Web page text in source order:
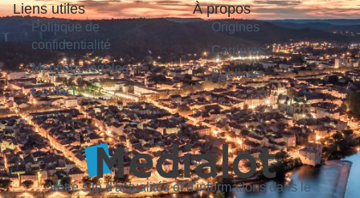
Liens utiles
Politique de
confidentialité
Mentions légales
Contact
À propos
Origines
Carrières
Publicité
Votre site d'actualités et d'informations dans le